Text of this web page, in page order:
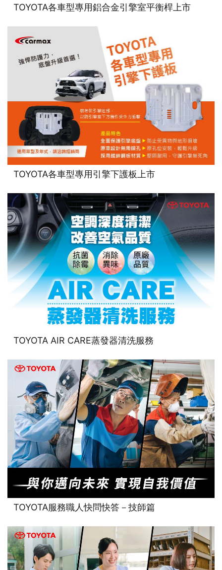
TOYOTA各車型專用鋁合金引擎室平衡桿上市
TOYOTA各車型專用引擎下護板上市
TOYOTA AIR CARE蒸發器清洗服務
TOYOTA服務職人快問快答－技師篇